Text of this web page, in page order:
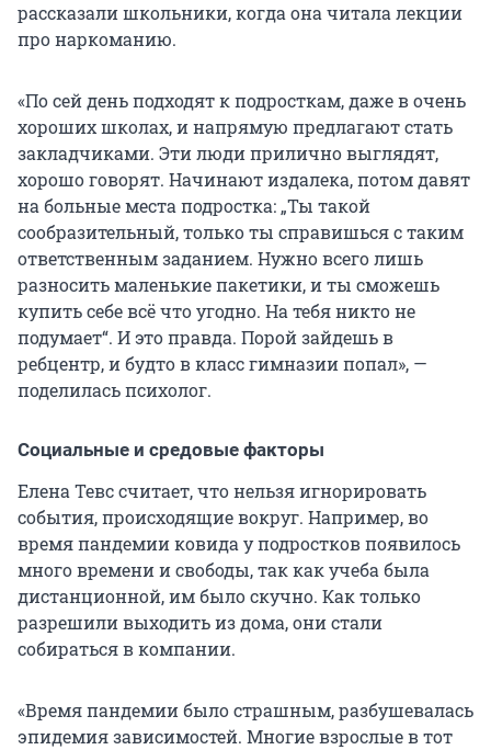
рассказали школьники, когда она читала лекции
про наркоманию.
«По сей день подходят к подросткам, даже в очень
хороших школах, и напрямую предлагают стать
закладчиками. Эти люди прилично выглядят,
хорошо говорят. Начинают издалека, потом давят
на больные места подростка: „Ты такой
сообразительный, только ты справишься с таким
ответственным заданием. Нужно всего лишь
разносить маленькие пакетики, и ты сможешь
купить себе всё что угодно. На тебя никто не
подумает“. И это правда. Порой зайдешь в
ребцентр, и будто в класс гимназии попал», —
поделилась психолог.
Социальные и средовые факторы
Елена Тевс считает, что нельзя игнорировать
события, происходящие вокруг. Например, во
время пандемии ковида у подростков появилось
много времени и свободы, так как учеба была
дистанционной, им было скучно. Как только
разрешили выходить из дома, они стали
собираться в компании.
«Время пандемии было страшным, разбушевалась
эпидемия зависимостей. Многие взрослые в тот